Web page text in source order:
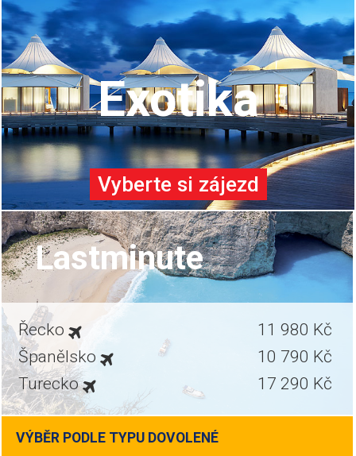
Exotika
Vyberte si zájezd
Lastminute
Řecko
11 980 Kč
Španělsko
10 790 Kč
Turecko
17 290 Kč
VÝBĚR PODLE TYPU DOVOLENÉ